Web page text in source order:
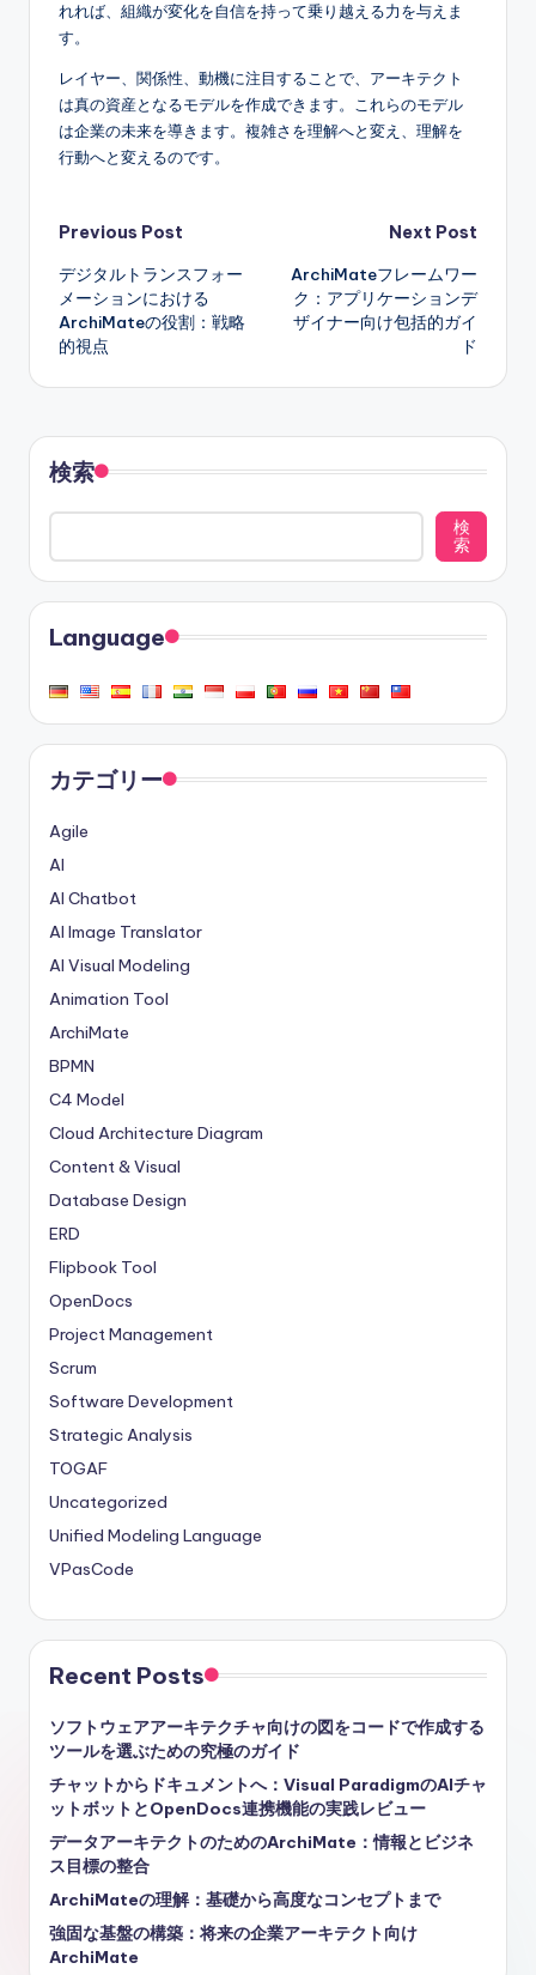
れれば、組織が変化を自信を持って乗り越える力を与えま
す。
レイヤー、関係性、動機に注目することで、アーキテクト
は真の資産となるモデルを作成できます。これらのモデル
は企業の未来を導きます。複雑さを理解へと変え、理解を
行動へと変えるのです。
Post
navigation
Previous Post
デジタルトランスフォー
メーションにおける
ArchiMateの役割：戦略
的視点
Next Post
ArchiMateフレームワー
ク：アプリケーションデ
ザイナー向け包括的ガイ
ド
検索
検
索
Language
カテゴリー
Agile
AI
AI Chatbot
AI Image Translator
AI Visual Modeling
Animation Tool
ArchiMate
BPMN
C4 Model
Cloud Architecture Diagram
Content & Visual
Database Design
ERD
Flipbook Tool
OpenDocs
Project Management
Scrum
Software Development
Strategic Analysis
TOGAF
Uncategorized
Unified Modeling Language
VPasCode
Recent Posts
ソフトウェアアーキテクチャ向けの図をコードで作成する
ツールを選ぶための究極のガイド
チャットからドキュメントへ：Visual ParadigmのAIチャ
ットボットとOpenDocs連携機能の実践レビュー
データアーキテクトのためのArchiMate：情報とビジネ
ス目標の整合
ArchiMateの理解：基礎から高度なコンセプトまで
強固な基盤の構築：将来の企業アーキテクト向け
ArchiMate